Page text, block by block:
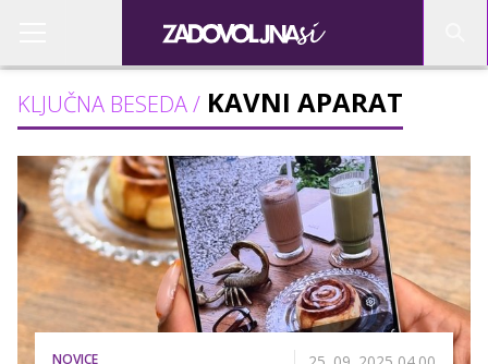
KLJUČNA BESEDA / KAVNI APARAT
NOVICE